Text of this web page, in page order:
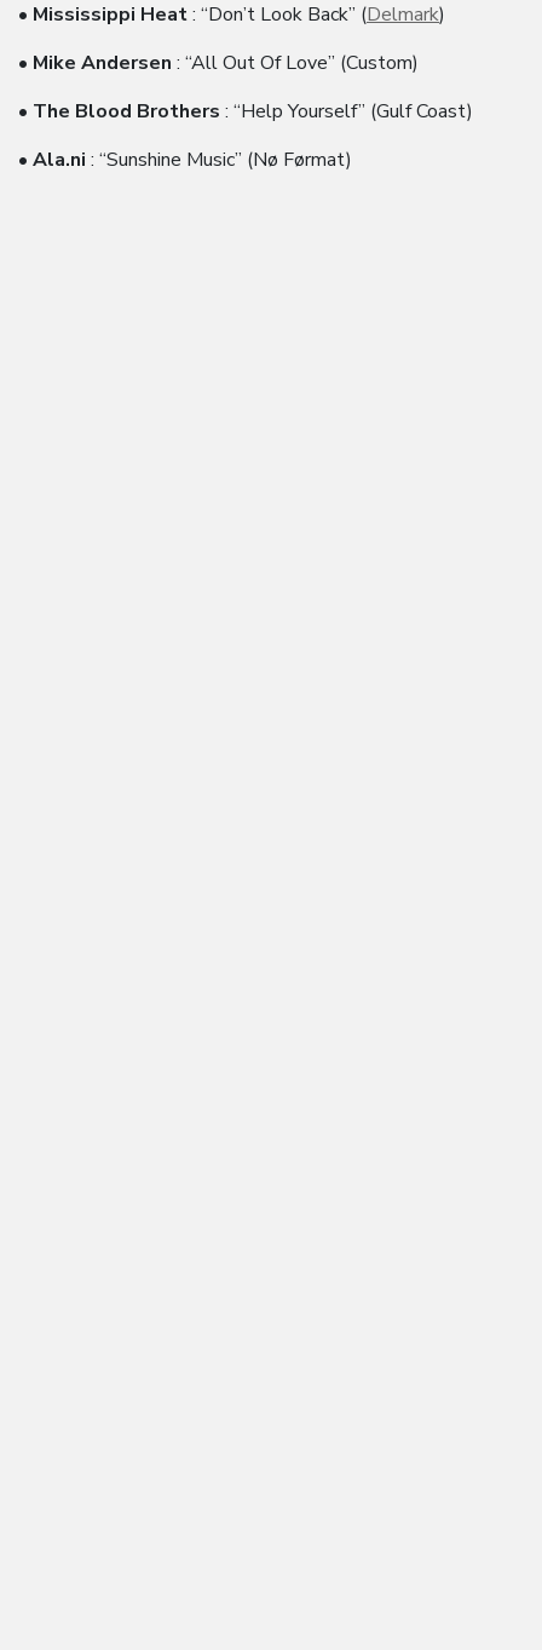
• Mississippi Heat: “Don’t Look Back” (Delmark)
• Mike Andersen : “All Out Of Love” (Custom)
• The Blood Brothers : “Help Yourself” (Gulf Coast)
• Ala.ni : “Sunshine Music” (Nø Førmat)